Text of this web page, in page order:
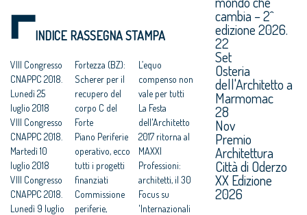
- II edizione /
2019- 2020
aperte per la
seconda
edizione di
“Abitare il
paese"
Abitare il
Paese:
successo per la
prima edizione
Scuola:
bambini e
UIA
Children
ABITARE IL
PAESE - I
EDIZIONE /
2018-2019
ABITARE IL
PAESE - III
EDIZIONE /
2020-2021
ABITARE IL
PAESE - IV
INDICE RASSEGNA STAMPA
VIII Congresso
CNAPPC 2018.
Lunedì 25
luglio 2018
VIII Congresso
CNAPPC 2018.
Martedì 10
luglio 2018
VIII Congresso
CNAPPC 2018.
Lunedì 9 luglio
Fortezza (BZ):
Scherer per il
recupero del
corpo C del
Forte
Piano Periferie
operativo, ecco
tutti i progetti
finanziati
Commissione
periferie,
L’equo
compenso non
vale per tutti
La Festa
dell'Architetto
2017 ritorna al
MAXXI
Professioni:
architetti, il 30
Focus su
'Internazionali
cambia – 2^
edizione 2026.
22
Set
Osteria
dell'Architetto a
Marmomac
28
Nov
Premio
Architettura
Città di Oderzo
XX Edizione
2026